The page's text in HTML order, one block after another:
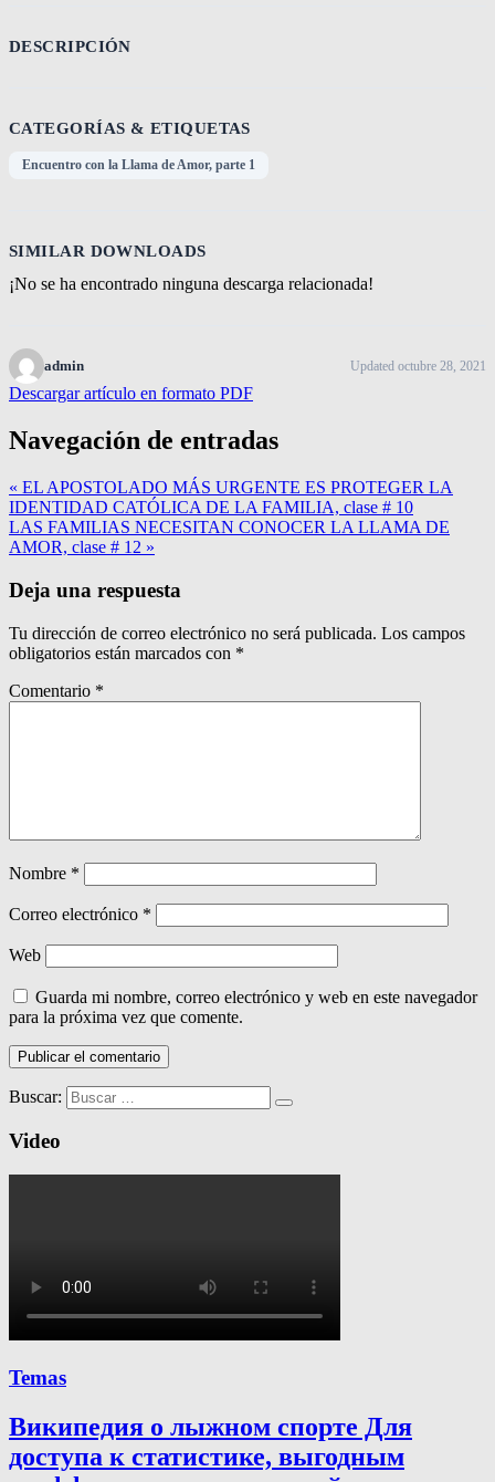
DESCRIPCIÓN
CATEGORÍAS & ETIQUETAS
Encuentro con la Llama de Amor, parte 1
SIMILAR DOWNLOADS
¡No se ha encontrado ninguna descarga relacionada!
admin Updated octubre 28, 2021
Descargar artículo en formato PDF
Navegación de entradas
« EL APOSTOLADO MÁS URGENTE ES PROTEGER LA
IDENTIDAD CATÓLICA DE LA FAMILIA, clase # 10
LAS FAMILIAS NECESITAN CONOCER LA LLAMA DE
AMOR, clase # 12 »
Deja una respuesta
Tu dirección de correo electrónico no será publicada. Los campos
obligatorios están marcados con *
Comentario *
Nombre *
Correo electrónico *
Web
Guarda mi nombre, correo electrónico y web en este navegador
para la próxima vez que comente.
Buscar:
Video
Temas
Википедия о лыжном спорте Для
доступа к статистике, выгодным